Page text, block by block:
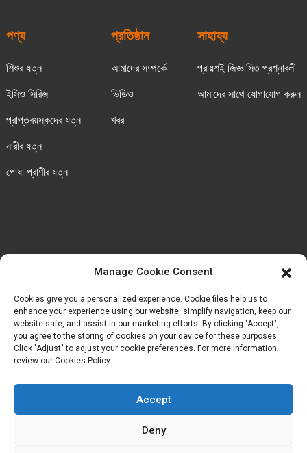
পণ্য
শিশুর যত্ন
ইসিও সিরিজ
প্রাপ্তবয়স্কদের যত্ন
নারীর যত্ন
পোষা প্রাণীর যত্ন
প্রতিষ্ঠান
আমাদের সম্পর্কে
ভিডিও
খবর
সাহায্য
প্রায়শই জিজ্ঞাসিত প্রশ্নাবলী
আমাদের সাথে যোগাযোগ করুন
আমাদের সাথে যোগাযোগ করুন
চেংবেই ইন্ডাস্ট্রিয়াল পার্ক, লুওচেং টাউন, হুয়ান কাউন্টি, কোয়ানঝো,
ফুজিয়ান, চীন।
+৮৬-১৮৬৯৮৩৬৮৭১৬
Manage Cookie Consent
Cookies give you a personalized experience. Cookie files help us to
enhance your experience using our website, simplify navigation, keep our
website safe, and assist in our marketing efforts. By clicking "Accept",
you agree to the storing of cookies on your device for these purposes.
Click "Adjust" to adjust your cookie preferences. For more information,
review our Cookies Policy.
Accept
Deny